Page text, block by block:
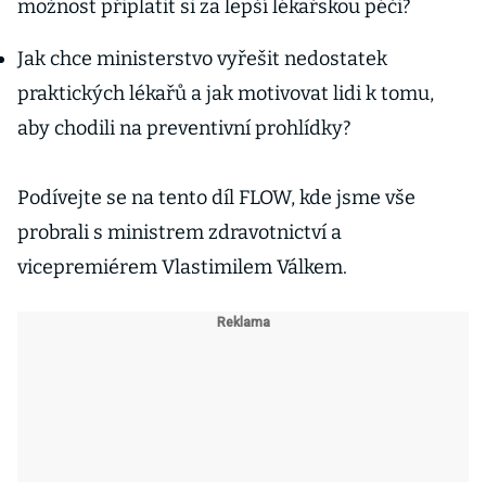
možnost připlatit si za lepší lékařskou péči?
Jak chce ministerstvo vyřešit nedostatek
praktických lékařů a jak motivovat lidi k tomu,
aby chodili na preventivní prohlídky?
Podívejte se na tento díl FLOW, kde jsme vše
probrali s ministrem zdravotnictví a
vicepremiérem Vlastimilem Válkem.